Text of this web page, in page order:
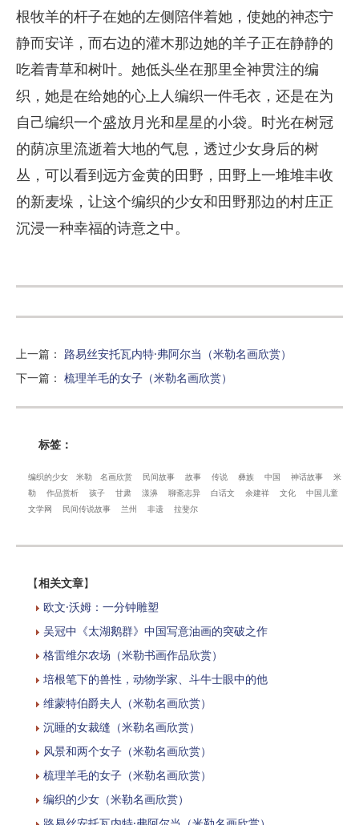
根牧羊的杆子在她的左侧陪伴着她，使她的神态宁
静而安详，而右边的灌木那边她的羊子正在静静的
吃着青草和树叶。她低头坐在那里全神贯注的编
织，她是在给她的心上人编织一件毛衣，还是在为
自己编织一个盛放月光和星星的小袋。时光在树冠
的荫凉里流逝着大地的气息，透过少女身后的树
丛，可以看到远方金黄的田野，田野上一堆堆丰收
的新麦垛，让这个编织的少女和田野那边的村庄正
沉浸一种幸福的诗意之中。
上一篇 ： 路易丝安托瓦内特·弗阿尔当（米勒名画欣赏）
下一篇 ： 梳理羊毛的女子（米勒名画欣赏）
标签：
编织的少女 米勒 名画欣赏 民间故事 故事 传说 彝族 中国 神话故事
米
勒
作品赏析 孩子 甘肃 漾濞 聊斋志异 白话文 余建祥 文化
中国儿童
文学网
民间传说故事 兰州 非遗 拉斐尔
【相关文章】
欧文·沃姆：一分钟雕塑
吴冠中《太湖鹅群》中国写意油画的突破之作
格雷维尔农场（米勒书画作品欣赏）
培根笔下的兽性，动物学家、斗牛士眼中的他
维蒙特伯爵夫人（米勒名画欣赏）
沉睡的女裁缝（米勒名画欣赏）
风景和两个女子（米勒名画欣赏）
梳理羊毛的女子（米勒名画欣赏）
编织的少女（米勒名画欣赏）